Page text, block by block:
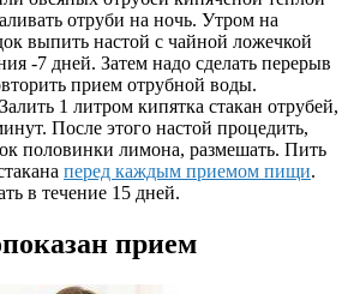
отруби на ночь. Утром на
выпить настой с чайной ложечкой
-7 дней. Затем надо сделать перерыв
прием отрубной воды.
1 литром кипятка стакан отрубей,
После этого настой процедить,
половинки лимона, размешать. Пить
перед каждым приемом пищи.
в течение 15 дней.
прием